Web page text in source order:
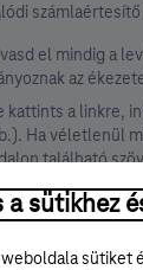
el mindig a
az
kattints a linkre,
Ha véletlenül
található
válaszolj az ilyen
véletlenül
a sütikhez
sütiket